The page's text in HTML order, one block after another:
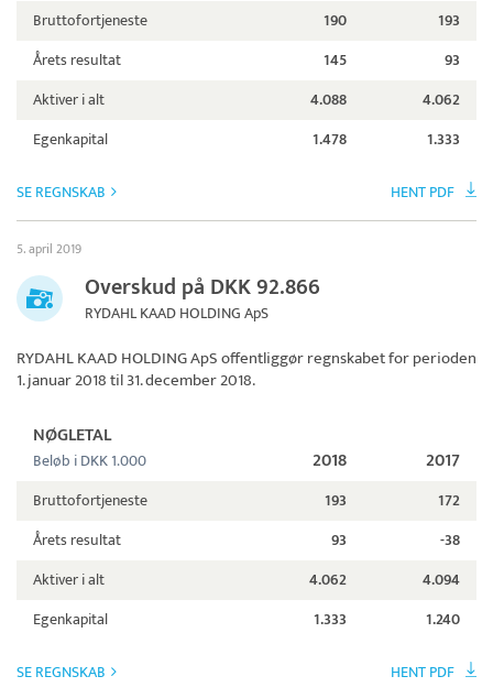
Bruttofortjeneste 190
193
Årets resultat
145
93
Aktiver i alt
4.088
4.062
Egenkapital
1.478 1.333
SE REGNSKAB HENT PDF
5. april 2019
Overskud på DKK 92.866
RYDAHL KAAD HOLDING ApS
RYDAHL KAAD HOLDING ApSoffentliggør regnskabet for perioden
1. januar 2018 til 31. december 2018.
NØGLETAL
Beløb i DKK 1.000 2018 2017
Bruttofortjeneste 193
172
Årets resultat
93
-38
Aktiver i alt
4.062
4.094
Egenkapital
1.333 1.240
SE REGNSKAB HENT PDF